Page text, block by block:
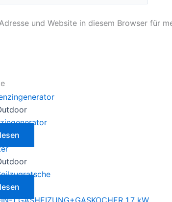
und Website in diesem Browser für